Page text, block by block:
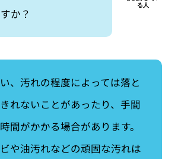
か？
、汚れの程度によっては落と
れないことがあったり、手間
間がかかる場合があります。
や油汚れなどの頑固な汚れは